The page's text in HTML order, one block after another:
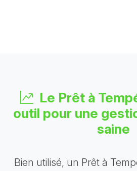
Le Prêt à
outil pour une
saine
Bien utilisé, un Prêt à